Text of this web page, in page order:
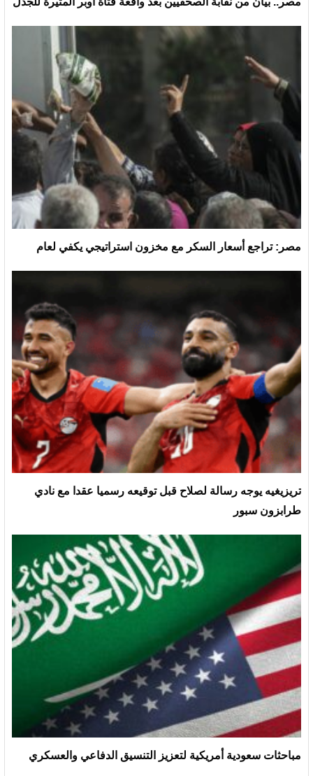
مصر: تراجع أسعار السكر مع مخزون استراتيجي يكفي لعام
تريزيغيه يوجه رسالة لصلاح قبل توقيعه رسميا عقدا مع نادي
طرابزون سبور
مباحثات سعودية أمريكية لتعزيز التنسيق الدفاعي والعسكري